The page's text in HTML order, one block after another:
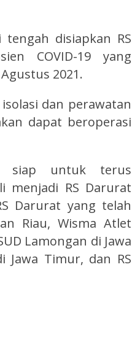
disiapkan RS
COVID-19 yang
2021.
dan perawatan
dapat beroperasi
siap untuk terus
menjadi RS Darurat
Darurat yang telah
Riau, Wisma Atlet
Lamongan di Jawa
Jawa Timur, dan RS